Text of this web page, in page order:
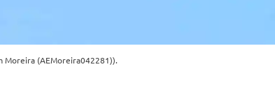
Moreira (AEMoreira042281)).